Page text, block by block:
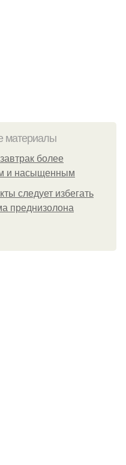
материалы
более
и насыщенным
следует избегать
преднизолона